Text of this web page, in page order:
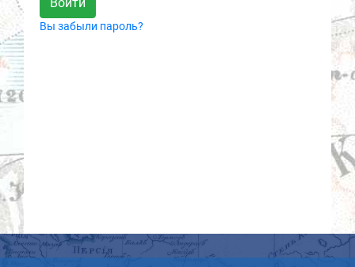
Партнеры
Вы забыли пароль?